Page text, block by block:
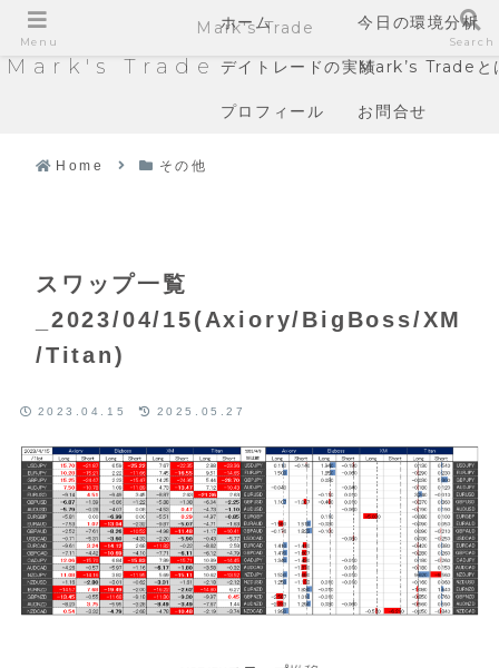
Mark's Trade
ホーム 今日の環境分析
デイトレードの実績Mark’s Tradeと
プロフィール お問合せ
Home その他
スワップ一覧
_2023/04/15(Axiory/BigBoss/XM
/Titan)
2023.04.15 2025.05.27
Menu
Mark's Trade
Search